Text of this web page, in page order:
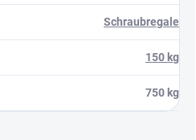
Schraubregale
150 kg
750 kg